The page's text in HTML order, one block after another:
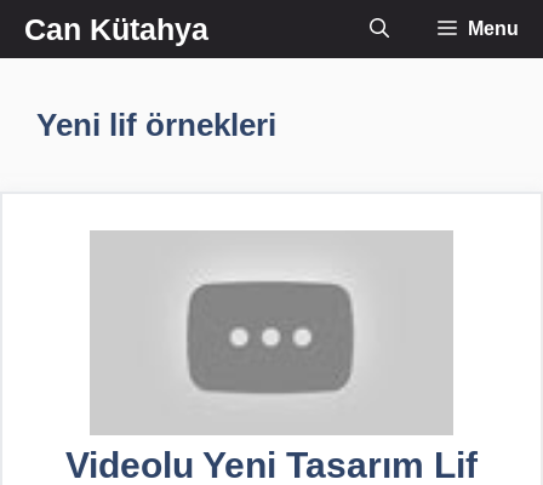
İçeriğe
atlaCan Kütahya Menu
Yeni lif örnekleri
Videolu Yeni Tasarım Lif